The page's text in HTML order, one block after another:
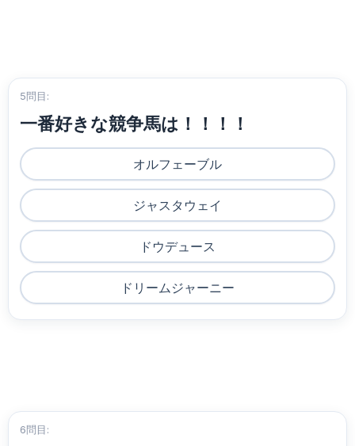
5問目:
一番好きな競争馬は！！！！
オルフェーブル
ジャスタウェイ
ドウデュース
ドリームジャーニー
6問目: